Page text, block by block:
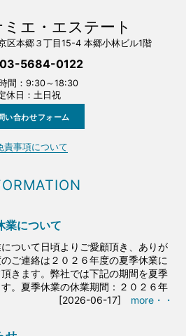
エ・エステート
区本郷３丁目15-4 本郷小林ビル1階
5684-0122
間：9:30～18:30
休日：土日祝
い合わせフォーム
責事項について
業について
について日頃よりご愛顧頂き、ありが
ご連絡は２０２６年度の夏季休業に
きます。弊社では下記の期間を夏季
。夏季休業の休業期間：２０２６年
[2026-06-17] more・・